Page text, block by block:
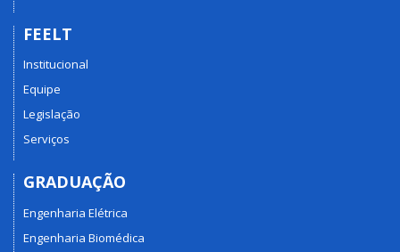
FEELT
Institucional
Equipe
Legislação
Serviços
GRADUAÇÃO
Engenharia Elétrica
Engenharia Biomédica